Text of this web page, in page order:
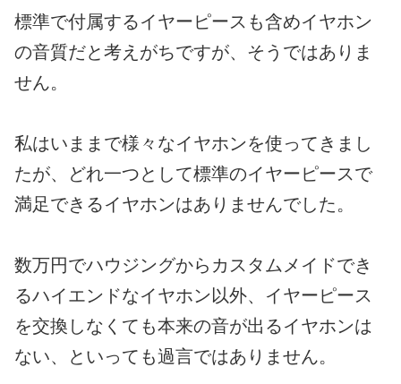
標準で付属するイヤーピースも含めイヤホン
の音質だと考えがちですが、そうではありま
せん。
私はいままで様々なイヤホンを使ってきまし
たが、どれ一つとして標準のイヤーピースで
満足できるイヤホンはありませんでした。
数万円でハウジングからカスタムメイドでき
るハイエンドなイヤホン以外、イヤーピース
を交換しなくても本来の音が出るイヤホンは
ない、といっても過言ではありません。